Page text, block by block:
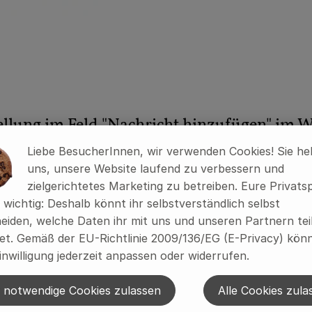
im Feld "Nachricht hinzufügen" im
Widerstandsfähigkeit und Stabilität beim
an dich versendet.
Liebe BesucherInnen, wir verwenden Cookies! Sie
uns, unsere Website laufend zu verbessern und
zielgerichtetes Marketing zu betreiben. Eure
wichtig: Deshalb könnt ihr selbstverständlich selbst
welche Daten ihr mit uns und unseren Partnern
Gemäß der EU-Richtlinie 2009/136/EG (E-Privacy)
jederzeit anpassen oder widerrufen.
Cookies zulassen Alle Cookies